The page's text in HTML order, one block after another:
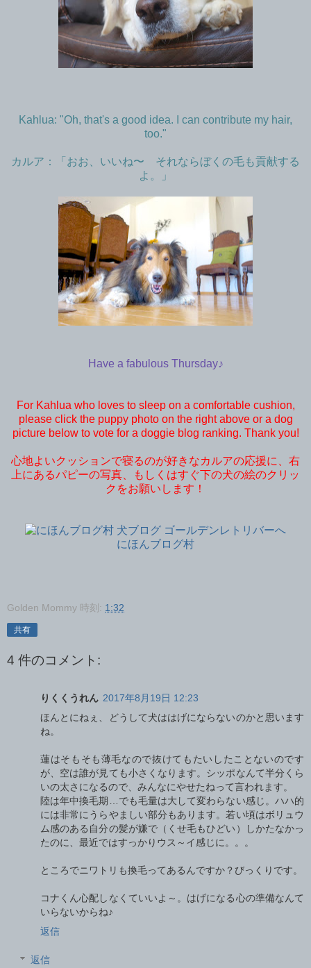
Kahlua: "Oh, that's a good idea. I can contribute my hair,
too."
カルア：「おお、いいね〜 それならぼくの毛も貢献する
よ。」
Have a fabulous Thursday♪
For Kahlua who loves to sleep on a comfortable cushion,
please click the puppy photo on the right above or a dog
picture below to vote for a doggie blog ranking. Thank you!
心地よいクッションで寝るのが好きなカルアの応援に、右
上にあるパピーの写真、もしくはすぐ下の犬の絵のクリッ
クをお願いします！
にほんブログ村
Golden Mommy 時刻: 1:32
共有
4 件のコメント:
りくくうれん 2017年8月19日 12:23
ほんとにねぇ、どうして犬ははげにならないのかと思います
ね。
蓮はそもそも薄毛なので抜けてもたいしたことないのです
が、空は誰が見ても小さくなります。シッポなんて半分くら
いの太さになるので、みんなにやせたねって言われます。
陸は年中換毛期…でも毛量は大して変わらない感じ。ハハ的
には非常にうらやましい部分もあります。若い頃はボリュウ
ム感のある自分の髪が嫌で（くせ毛もひどい）しかたなかっ
たのに、最近ではすっかりウス～イ感じに。。。
ところでニワトリも換毛ってあるんですか？びっくりです。
コナくん心配しなくていいよ～。はげになる心の準備なんて
いらないからね♪
返信
返信